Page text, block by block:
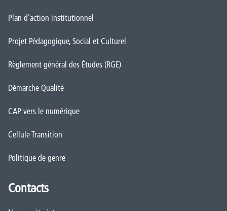
Plan d'action institutionnel
Projet Pédagogique, Social et Culturel
Règlement général des Études (RGE)
Démarche Qualité
CAP vers le numérique
Cellule Transition
Politique de genre
Contacts